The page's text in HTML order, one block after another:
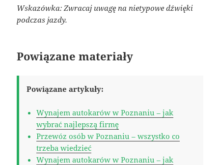
Wskazówka: Zwracaj uwagę na nietypowe dźwięki
podczas jazdy.
Powiązane materiały
Powiązane artykuły:
Wynajem autokarów w Poznaniu – jak
wybrać najlepszą firmę
Przewóz osób w Poznaniu – wszystko co
trzeba wiedzieć
Wynajem autokarów w Poznaniu – jak